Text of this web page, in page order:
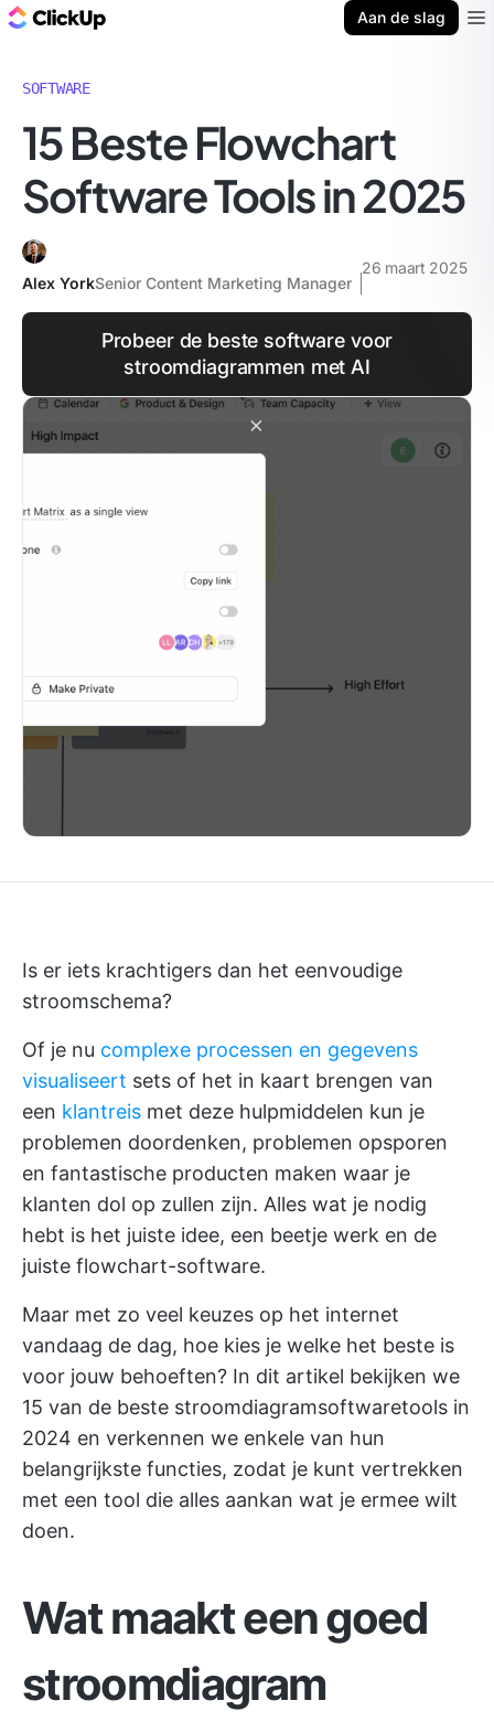
Aan de slag
SOFTWARE
15 Beste Flowchart
Software Tools in 2025
Alex YorkSenior Content Marketing Manager
26 maart 2025
Probeer de beste software voor
stroomdiagrammen met AI
Is er iets krachtigers dan het eenvoudige
stroomschema?
Of je nu complexe processen en gegevens
visualiseert sets of het in kaart brengen van
een klantreis met deze hulpmiddelen kun je
problemen doordenken, problemen opsporen
en fantastische producten maken waar je
klanten dol op zullen zijn. Alles wat je nodig
hebt is het juiste idee, een beetje werk en de
juiste flowchart-software.
Maar met zo veel keuzes op het internet
vandaag de dag, hoe kies je welke het beste is
voor jouw behoeften? In dit artikel bekijken we
15 van de beste stroomdiagramsoftwaretools in
2024 en verkennen we enkele van hun
belangrijkste functies, zodat je kunt vertrekken
met een tool die alles aankan wat je ermee wilt
doen.
Wat maakt een goed
stroomdiagram